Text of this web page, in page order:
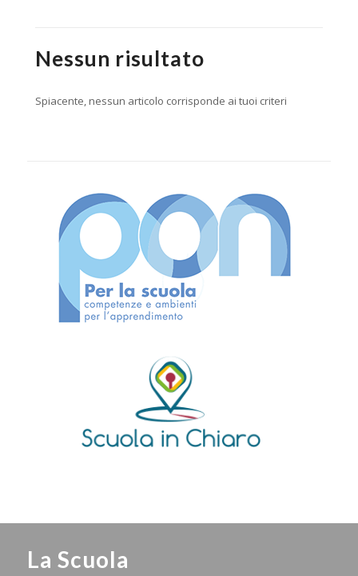
Nessun risultato
Spiacente, nessun articolo corrisponde ai tuoi criteri
La Scuola